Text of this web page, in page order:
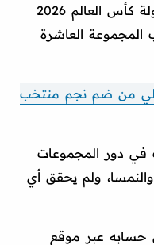
قد ودع بطولة كأس العالم 2026
المجموعة العاشرة
من ضم نجم منتخب
في دور المجموعات
والنمسا، ولم يحقق أي
حسابه عبر موقع